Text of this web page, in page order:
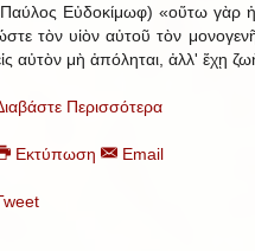
Εὐδοκίμωφ) «οὕτω γὰρ
τὸν υἱὸν αὐτοῦ τὸν
αὐτὸν μὴ ἀπόληται, ἀλλ' ἔχῃ
Περισσότερα
Εκτύπωση Email